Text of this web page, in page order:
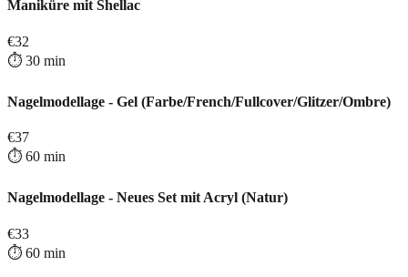
Maniküre mit Shellac
€32
⏱️ 30 min
Nagelmodellage - Gel (Farbe/French/Fullcover/Glitzer/Ombre)
€37
⏱️ 60 min
Nagelmodellage - Neues Set mit Acryl (Natur)
€33
⏱️ 60 min